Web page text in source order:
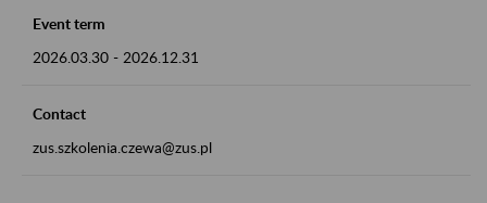
Event term
2026.03.30 - 2026.12.31
Contact
zus.szkolenia.czewa@zus.pl